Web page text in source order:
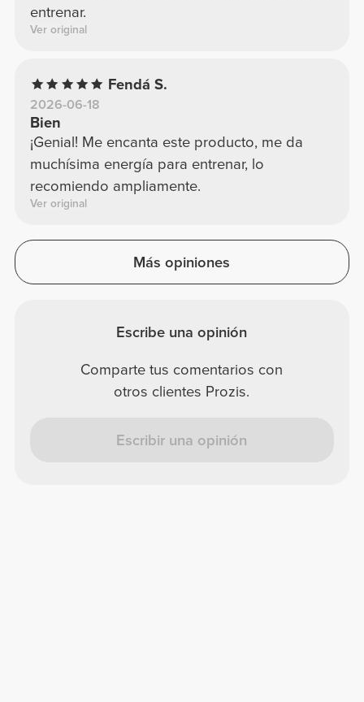
entrenar.
Ver original
Fendá S.
2026-06-18
Bien
¡Genial! Me encanta este producto, me da
muchísima energía para entrenar, lo
recomiendo ampliamente.
Ver original
Más opiniones
Escribe una opinión
Comparte tus comentarios con
otros clientes Prozis.
Escribir una opinión